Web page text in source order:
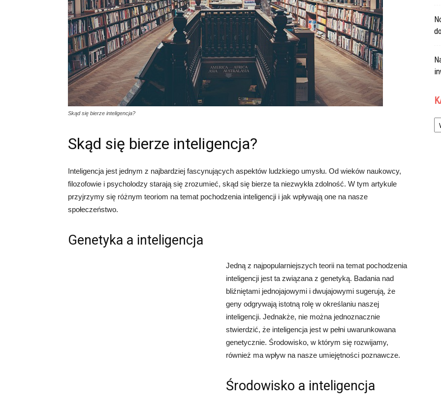
Skąd się bierze inteligencja?
Skąd się bierze inteligencja?
Inteligencja jest jednym z najbardziej fascynujących aspektów ludzkiego umysłu. Od wieków naukowcy,
filozofowie i psycholodzy starają się zrozumieć, skąd się bierze ta niezwykła zdolność. W tym artykule
przyjrzymy się różnym teoriom na temat pochodzenia inteligencji i jak wpływają one na nasze
społeczeństwo.
Genetyka a inteligencja
Jedną z najpopularniejszych teorii na temat pochodzenia
inteligencji jest ta związana z genetyką. Badania nad
bliźniętami jednojajowymi i dwujajowymi sugerują, że
geny odgrywają istotną rolę w określaniu naszej
inteligencji. Jednakże, nie można jednoznacznie
stwierdzić, że inteligencja jest w pełni uwarunkowana
genetycznie. Środowisko, w którym się rozwijamy,
również ma wpływ na nasze umiejętności poznawcze.
Środowisko a inteligencja